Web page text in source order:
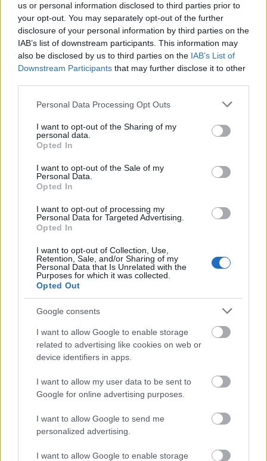
us or personal information disclosed to third parties prior to
your opt-out. You may separately opt-out of the further
disclosure of your personal information by third parties on the
IAB’s list of downstream participants. This information may
also be disclosed by us to third parties on the IAB’s List of
Downstream Participants that may further disclose it to other
Please note that this website/app uses one or more Google
not limited to your visit or usage behaviour. You may click to
grant or deny consent to Google and its third-party tags to
use your data for below specified purposes in below Google
consent section.
Personal Data Processing Opt Outs
I want to opt-out of the Sharing of my
personal data.
Opted In
I want to opt-out of the Sale of my
Personal Data.
Opted In
I want to opt-out of processing my
Personal Data for Targeted Advertising.
Opted In
I want to opt-out of Collection, Use,
Retention, Sale, and/or Sharing of my
Personal Data that Is Unrelated with the
Purposes for which it was collected.
Opted Out
Google consents
I want to allow Google to enable storage
related to advertising like cookies on web or
device identifiers in apps.
I want to allow my user data to be sent to
Google for online advertising purposes.
I want to allow Google to send me
personalized advertising.
I want to allow Google to enable storage
HeStyle• 2012. augusztus 27.
Néhány napja hirdettük meg új játékunkat, a
"YourLook Essentials"-t, melyre máris sok fotó
érkezett Tőletek.Íme az első beküldő, Zsolt
"élőszereplős" összeállítása, akinek leveléből
idézünk:"Leginkább az amerikai trendeket
kedvelem, ugyanakkor szeretek szabadon…
Játék! Nyerj egy Diesel Only The
Brave Tattoo parfümöt!
•2012. május 09.
Újra játékra hívunk Benneteket, melynek során egy
Diesel Only The Brave Tattoo parfümöt
nyerhettek.Ahhoz, hogy részt vegyetek a játékban
nincs más dolgotok, mint1. lájkolni a HeStyle
Facebook oldalát2. megosztani a játékkal
kapcsolatos felhívást és ezt a megosztást a
facebook-on…
JÁTÉK! Nyerj egy YSL parfümöt!
• 2011. november 29.
Benneteket, ezzel is segítve a karácsonyi ajándékok
beszerzését, hiszen ki ne örülne például a mostani
Nuit de L'Homme parfümnek?! Játszatok velünk és
nyerjétek meg ezt a…